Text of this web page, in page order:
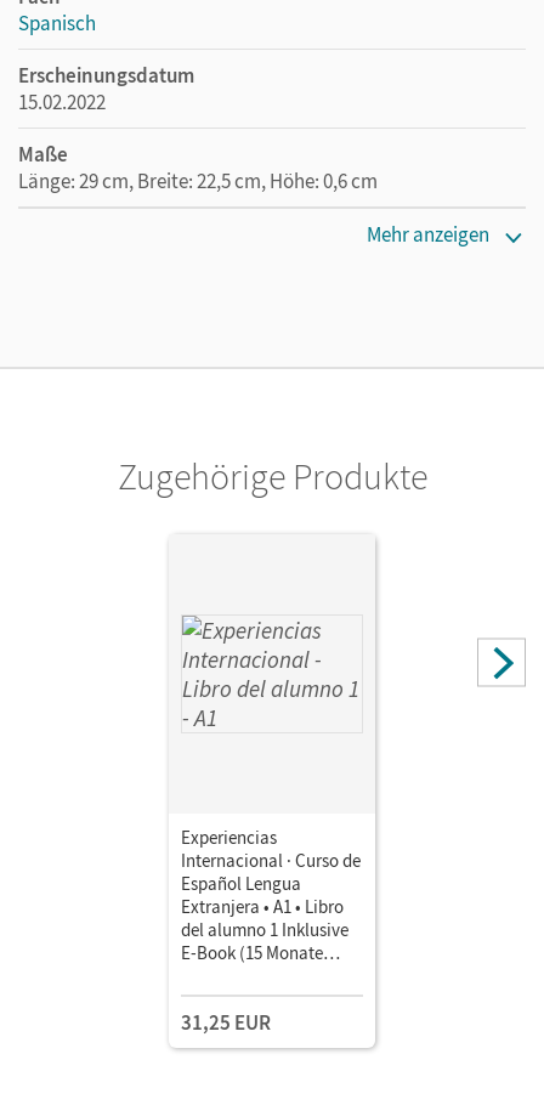
Spanisch
Erscheinungsdatum
15.02.2022
Maße
Länge: 29 cm, Breite: 22,5 cm, Höhe: 0,6 cm
Mehr anzeigen
Zugehörige Produkte
Experiencias
Internacional · Curso de
Español Lengua
Extranjera • A1 • Libro
del alumno 1 Inklusive
E-Book (15 Monate
31,25 EUR